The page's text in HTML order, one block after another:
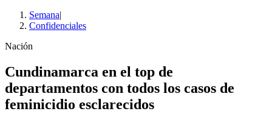
Semana|
Confidenciales
Nación
Cundinamarca en el top de
departamentos con todos los casos de
feminicidio esclarecidos